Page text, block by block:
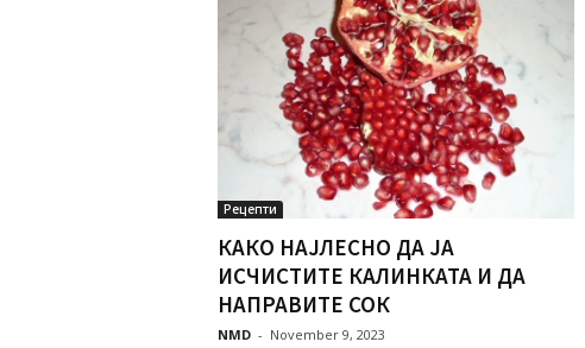
Рецепти
КАКО НАЈЛЕСНО ДА ЈА
ИСЧИСТИТЕ КАЛИНКАТА И ДА
НАПРАВИТЕ СОК
NMD - November 9, 2023